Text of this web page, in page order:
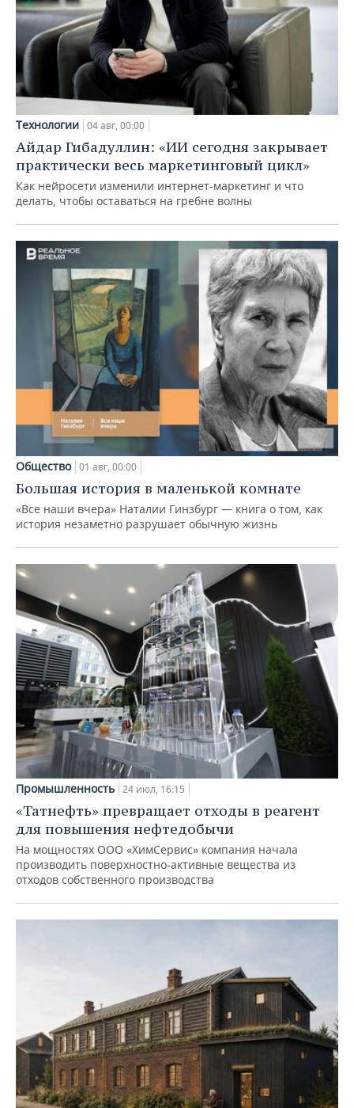
Технологии 04 авг, 00:00
Айдар Гибадуллин: «ИИ сегодня закрывает
практически весь маркетинговый цикл»
Как нейросети изменили интернет-маркетинг и что
делать, чтобы оставаться на гребне волны
Общество 01 авг, 00:00
Большая история в маленькой комнате
«Все наши вчера» Наталии Гинзбург — книга о том, как
история незаметно разрушает обычную жизнь
Промышленность 24 июл, 16:15
«Татнефть» превращает отходы в реагент
для повышения нефтедобычи
На мощностях ООО «ХимСервис» компания начала
производить поверхностно-активные вещества из
отходов собственного производства